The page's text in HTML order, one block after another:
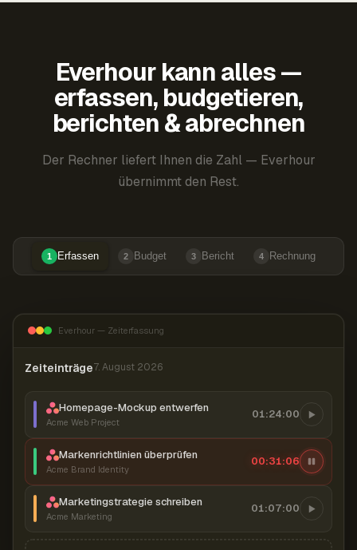
Everhour kann alles —
erfassen, budgetieren,
berichten & abrechnen
Der Rechner liefert Ihnen die Zahl — Everhour
übernimmt den Rest.
1 Erfassen 2 Budget 3 Bericht 4 Rechnung
Everhour — Zeiterfassung
Zeiteinträge7. August 2026
Homepage-Mockup entwerfen
Acme Web Project
01:24:00
Markenrichtlinien überprüfen
Acme Brand Identity
00:31:07
Marketingstrategie schreiben
Acme Marketing
01:07:00